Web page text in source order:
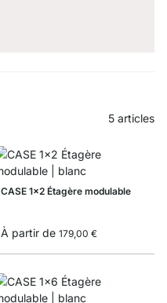
5 articles
CASE 1x2 Étagère modulable
À partir de 179,00 €